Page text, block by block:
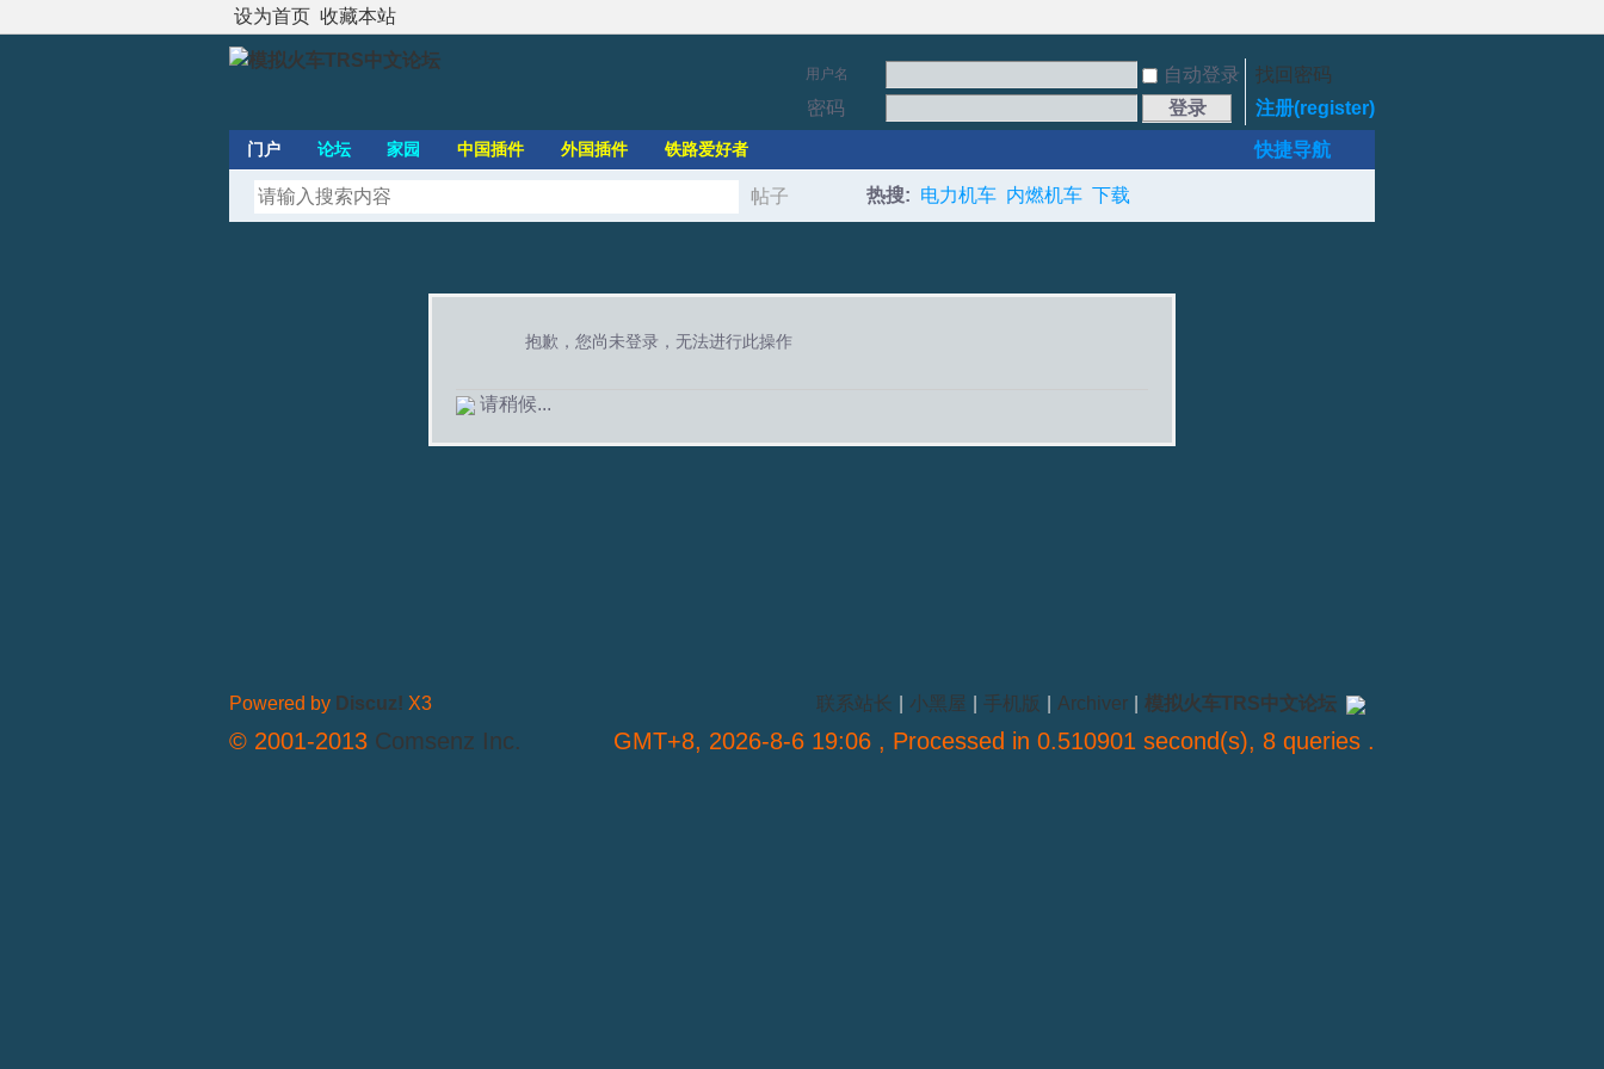
设为首页 收藏本站
用户名 自动登录
找回密码
密码
登录 注册(register)
快捷导航
门户 论坛 家园 中国插件 外国插件 铁路爱好者
帖子
热搜: 电力机车 内燃机车 下载
抱歉，您尚未登录，无法进行此操作
请稍候...
联系站长 小黑屋 手机版 Archiver 模拟火车TRS中文论坛
GMT+8, 2026-8-6 19:06 , Processed in 0.510901 second(s), 8 queries .
Powered by Discuz! X3
© 2001-2013 Comsenz Inc.